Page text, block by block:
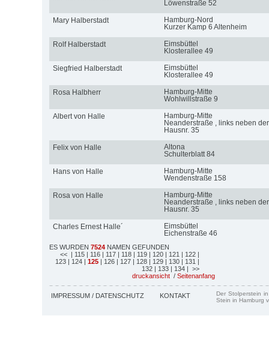
Löwenstraße 52
Mary Halberstadt
Hamburg-Nord
Kurzer Kamp 6 Altenheim
Rolf Halberstadt
Eimsbüttel
Klosterallee 49
Siegfried Halberstadt
Eimsbüttel
Klosterallee 49
Rosa Halbherr
Hamburg-Mitte
Wohlwillstraße 9
Albert von Halle
Hamburg-Mitte
Neanderstraße , links neben der
Hausnr. 35
Felix von Halle
Altona
Schulterblatt 84
Hans von Halle
Hamburg-Mitte
Wendenstraße 158
Rosa von Halle
Hamburg-Mitte
Neanderstraße , links neben der
Hausnr. 35
Charles Ernest Halle´
Eimsbüttel
Eichenstraße 46
ES WURDEN 7524 NAMEN GEFUNDEN
<< | 115 | 116 | 117 | 118 | 119 | 120 | 121 | 122 |
123 | 124 | 125 | 126 | 127 | 128 | 129 | 130 | 131 |
132 | 133 | 134 | >>
druckansicht / Seitenanfang
IMPRESSUM / DATENSCHUTZ KONTAKT
Der Stolperstein
Stein in Hamburg